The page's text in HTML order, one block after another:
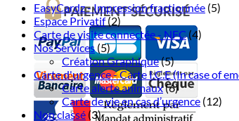
EasyCardz - Impression fractionnée (5)
Espace Privatif(2)
Carte de visite connectée - NFC (4)
Nos Services (5)
Création Graphique(5)
Carte d'urgence - Carte I.C.E (In case of
Carte alerte animaux(6)
Carte de vie en cas d’urgence (12)
Non classé (3)